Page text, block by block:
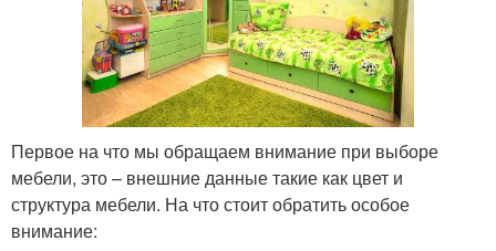
Первое на что мы обращаем внимание при выборе
мебели, это – внешние данные такие как цвет и
структура мебели. На что стоит обратить особое
внимание: